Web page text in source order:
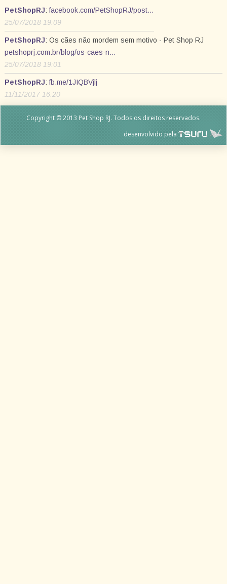
PetShopRJ:facebook.com/PetShopRJ/post…
25/07/2018 19:09
PetShopRJ: Os cães não mordem sem motivo - Pet Shop RJ
petshoprj.com.br/blog/os-caes-n…
25/07/2018 19:01
PetShopRJ:fb.me/1JIQBVjlj
11/11/2017 16:20
Copyright © 2013 Pet Shop RJ. Todos os direitos reservados.
desenvolvido pela